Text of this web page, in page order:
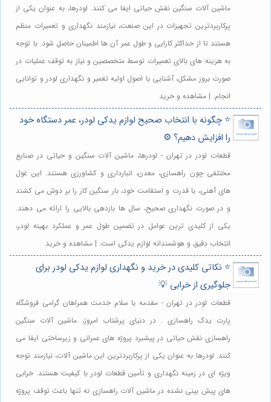
ماشین آلات سنگین نقش حیاتی ایفا می کنند. لودرها، به عنوان یکی از
پرکاربردترین تجهیزات در این صنعت، نیازمند نگهداری و تعمیرات منظم
هستند تا از حداکثر کارایی و طول عمر آن ها اطمینان حاصل شود. با توجه
به هزینه های بالای تعمیرات توسط متخصصین و نیاز به توقف عملیات در
صورت بروز مشکل، آشنایی با اصول اولیه تعمیر و نگهداری لودر و توانایی
انجام. | مشاهده و خرید
⭐️ چگونه با انتخاب صحیح لوازم یدکی لودر، عمر دستگاه خود
را افزایش دهیم؟ ⚙️
قطعات لودر در تهران - لودرها، ماشین آلات سنگین و حیاتی در صنایع
مختلفی چون راهسازی، معدن، انبارداری و کشاورزی هستند. این غول
های آهنی، با قدرت و استقامت خود، بار سنگین کار را بر دوش می کشند
و در صورت نگهداری صحیح، سال ها بازدهی بالایی را ارائه می دهند.
یکی از کلیدی ترین عوامل در تضمین طول عمر و عملکرد بهینه لودر،
انتخاب دقیق و هوشمندانه لوازم یدکی است. | مشاهده و خرید
⭐️ نکاتی کلیدی در خرید و نگهداری لوازم یدکی لودر برای
جلوگیری از خرابی 💡
قطعات لودر در تهران - مقدمه با سلام خدمت همراهان گرامی فروشگاه
پارت یدک راهسازی . در دنیای پرشتاب امروز، ماشین آلات سنگین
راهسازی نقش حیاتی در پیشبرد پروژه های عمرانی و زیرساختی ایفا می
کنند. لودرها به عنوان یکی از پرکاربردترین این ماشین آلات، نیازمند توجه
ویژه ای در زمینه نگهداری و تأمین قطعات لودر با کیفیت هستند. خرابی
های پیش بینی نشده در ماشین آلات راهسازی نه تنها باعث توقف پروژه